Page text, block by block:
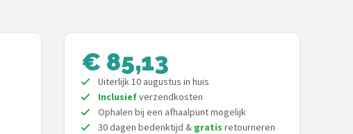
€ 85,13
Uiterlijk 10 augustus in huis
Inclusiefverzendkosten
Ophalen bij een afhaalpunt mogelijk
30 dagen bedenktijd & gratis retourneren